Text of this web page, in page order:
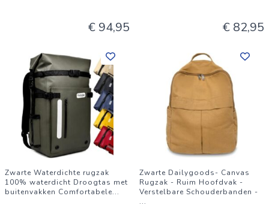
€ 94,95 € 82,95
Zwarte Waterdichte rugzak
100% waterdicht Droogtas met
buitenvakken Comfortabele...
Zwarte Dailygoods- Canvas
Rugzak - Ruim Hoofdvak -
Verstelbare Schouderbanden -
...